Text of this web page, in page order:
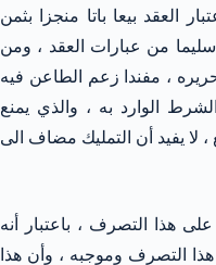
العقد بيعا باتا منجزا بثمن
من عبارات العقد ، ومن
، مفندا زعم الطاعن فيه
الوارد به ، والذي يمنع
، لا يفيد أن التمليك مضاف الى
هذا التصرف ، باعتبار أنه
التصرف وموجبه ، وأن هذا